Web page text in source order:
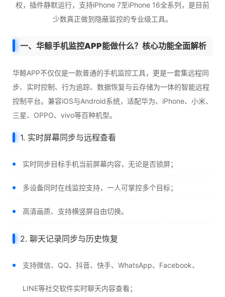
权，插件静默运行，支持iPhone 7至iPhone 16全系列，是目前
少数真正做到隐蔽监控的专业级工具。
一、华鲸手机监控APP能做什么？核心功能全面解析
华鲸APP不仅仅是一款普通的手机监控工具，更是一套集远程同
步、实时控制、行为追踪、数据恢复与云存储为一体的智能远程
控制平台。兼容iOS与Android系统，适配华为、iPhone、小米、
三星、OPPO、vivo等百种机型。
1. 实时屏幕同步与远程查看
实时同步目标手机当前屏幕内容，无论是否锁屏；
多设备同时在线监控支持，一人可掌控多个目标；
高清画质、支持横竖屏自由切换。
2. 聊天记录同步与历史恢复
支持微信、QQ、抖音、快手、WhatsApp、Facebook、
LINE等社交软件实时聊天内容查看；